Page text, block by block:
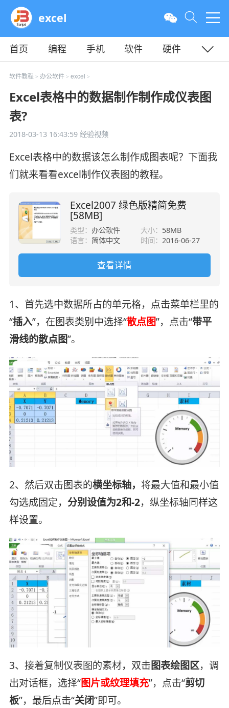
excel
首页 编程 手机 软件
硬件
教程
平面 服务器
软件教程 > 办公软件> excel >
Excel表格中的数据制作制作成仪表图
表?
2018-03-13 16:43:59经验视频
Excel表格中的数据该怎么制作成图表呢？下面我
们就来看看excel制作仪表图的教程。
Excel2007 绿色版精简免费
[58MB]
类型：办公软件 大小： 58MB
语言： 简体中文 时间： 2016-06-27
查看详情
1、首先选中数据所占的单元格，点击菜单栏里的
“插入”，在图表类别中选择“散点图”，点击“带平
滑线的散点图”。
2、然后双击图表的横坐标轴， 将最大值和最小值
勾选成固定， 分别设值为2和-2，纵坐标轴同样这
样设置。
3、接着复制仪表图的素材，双击图表绘图区，调
出对话框，选择“图片或纹理填充”，点击“剪切
板”，最后点击“关闭”即可。